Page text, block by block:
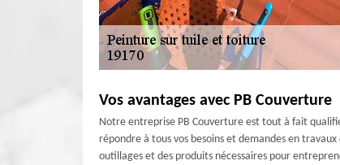
Vos avantages avec PB Couverture
Notre entreprise PB Couverture est tout à fait
répondre à tous vos besoins et demandes en
outillages et des produits nécessaires pour